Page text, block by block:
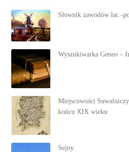
Słownik zawodów łac.-
Wyszukiwarka Geneo –
Miejscowości
końcu XIX wieku
Sejny